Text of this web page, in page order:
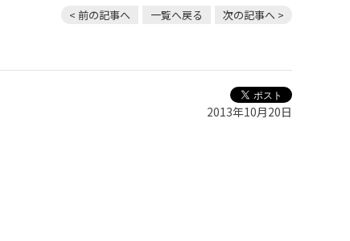
< 前の記事へ 一覧へ戻る 次の記事へ >
2013年10月20日